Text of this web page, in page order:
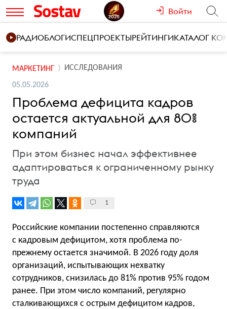
Войти
РАДИОБЛОГИСПЕЦПРОЕКТЫРЕЙТИНГИКАТАЛОГ
МАРКЕТИНГ ИССЛЕДОВАНИЯ
05.05.2026
Проблема дефицита кадров
остается актуальной для 80%
компаний
При этом бизнес начал эффективнее
адаптироваться к ограниченному рынку
труда
1
Российские компании постепенно справляются
с кадровым дефицитом, хотя проблема по-
прежнему остается значимой. В 2026 году доля
организаций, испытывающих нехватку
сотрудников, снизилась до 81% против 95% годом
ранее. При этом число компаний, регулярно
сталкивающихся с острым дефицитом кадров,